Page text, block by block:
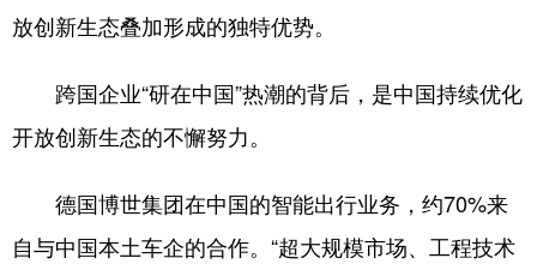
放创新生态叠加形成的独特优势。
跨国企业“研在中国”热潮的背后，是中国持续优化
开放创新生态的不懈努力。
德国博世集团在中国的智能出行业务，约70%来
自与中国本土车企的合作。“超大规模市场、工程技术